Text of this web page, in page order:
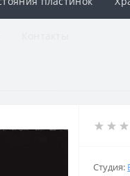
Студия: